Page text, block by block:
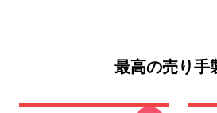
最高の売り手